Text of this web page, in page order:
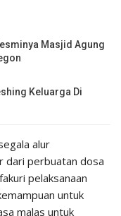
Masjid Agung
Keluarga Di
alur
dari perbuatan dosa
pelaksanaan
untuk
malas untuk